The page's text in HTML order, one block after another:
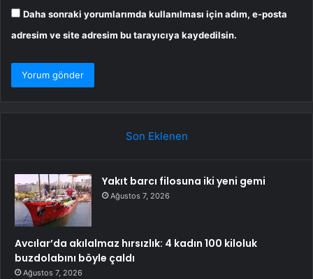
Daha sonraki yorumlarımda kullanılması için adım, e-posta
adresim ve site adresim bu tarayıcıya kaydedilsin.
Son Eklenen
Yakıt barcı filosuna iki yeni gemi
Ağustos 7, 2026
Avcılar’da akılalmaz hırsızlık: 4 kadın 100 kiloluk
buzdolabını böyle çaldı
Ağustos 7, 2026